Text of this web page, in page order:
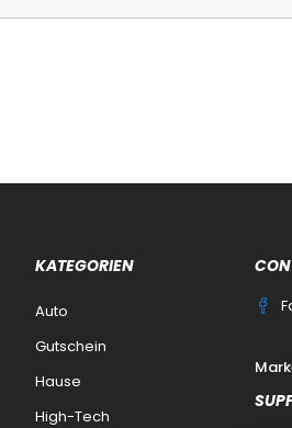
KATEGORIEN
Auto
Gutschein
Hause
High-Tech